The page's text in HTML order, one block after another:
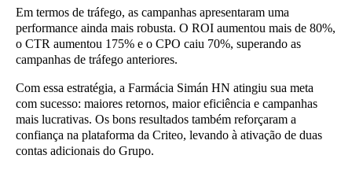
Em termos de tráfego, as campanhas apresentaram uma
performance ainda mais robusta. O ROI aumentou mais de 80%,
o CTR aumentou 175% e o CPO caiu 70%, superando as
campanhas de tráfego anteriores.
Com essa estratégia, a Farmácia Simán HN atingiu sua meta
com sucesso: maiores retornos, maior eficiência e campanhas
mais lucrativas. Os bons resultados também reforçaram a
confiança na plataforma da Criteo, levando à ativação de duas
contas adicionais do Grupo.